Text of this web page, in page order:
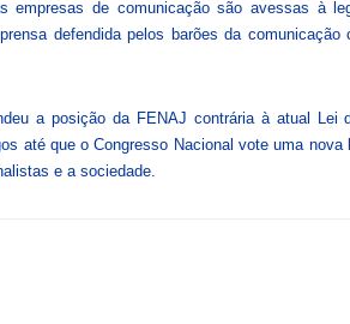
empresas de comunicação são avessas à
defendida pelos barões da comunicação
a posição da FENAJ contrária à atual Lei
até que o Congresso Nacional vote uma nova
e a sociedade.